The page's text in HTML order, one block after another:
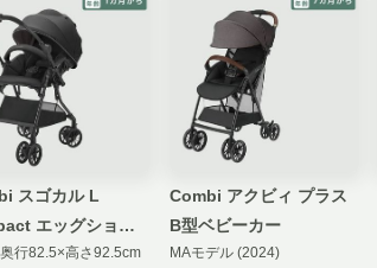
スゴカル L
エッグショッ
ビーカー (CBモ
行82.5×高さ92.5cm
Combi アクビィ プラス
B型ベビーカー
MAモデル (2024)